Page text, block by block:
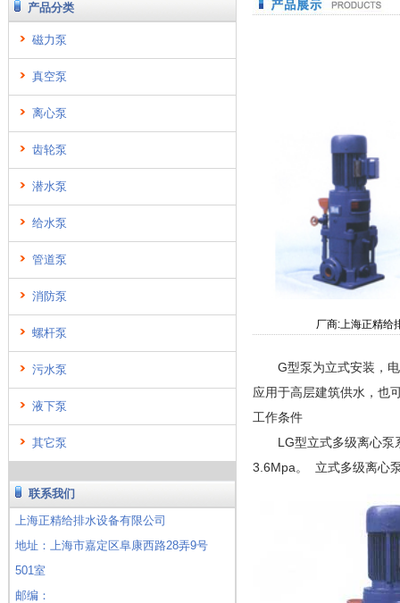
产品分类
磁力泵
真空泵
离心泵
齿轮泵
潜水泵
给水泵
管道泵
消防泵
螺杆泵
污水泵
液下泵
其它泵
联系我们
上海正精给排水设备有限公司
地址：上海市嘉定区阜康西路28弄9号
501室
邮编：
厂商:上海正精给
G型泵为立式安装，电
应用于高层建筑供水，也
工作条件
LG型立式多级离心泵系
3.6Mpa。 立式多级离心